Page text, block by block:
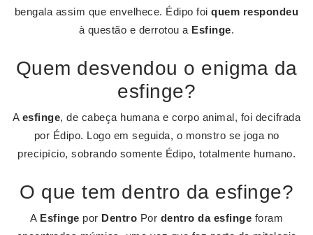
bengala assim que envelhece. Édipo foiquem respondeu
à questão e derrotou a Esfinge.
Quem desvendou o enigma da
esfinge?
A esfinge, de cabeça humana e corpo animal, foi decifrada
por Édipo. Logo em seguida, o monstro se joga no
precipício, sobrando somente Édipo, totalmente humano.
O que tem dentro da esfinge?
A Esfinge por Dentro Por dentro da esfinge foram